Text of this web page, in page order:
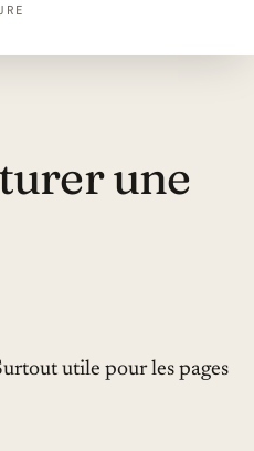
une
utile pour les pages